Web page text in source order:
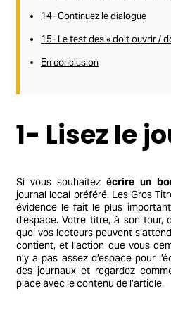
14- Continuez le dialogue
15- Le test des « doit ouvrir /
En conclusion
1- Lisez le
Si vous souhaitez écrire un
journal local préféré. Les Gros
évidence le fait le plus
d’espace. Votre titre, à son
quoi vos lecteurs peuvent
contient, et l’action que vous
n’y a pas assez d’espace pour
des journaux et regardez
place avec le contenu de l’article.